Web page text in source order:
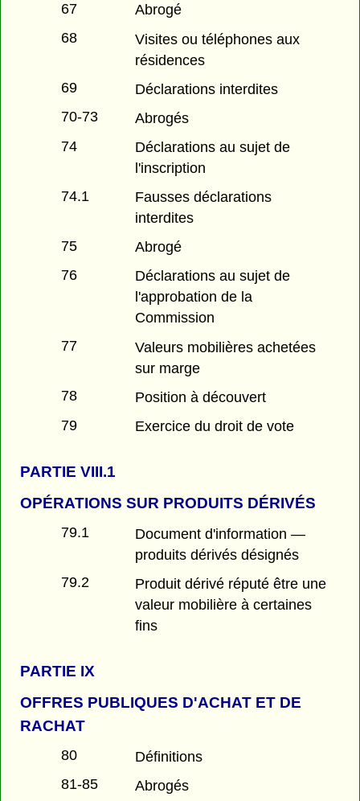
67
Abrogé
68
Visites ou téléphones aux
résidences
69
Déclarations interdites
70-73
Abrogés
74
Déclarations au sujet de
l'inscription
74.1
Fausses déclarations
interdites
75
Abrogé
76
Déclarations au sujet de
l'approbation de la
Commission
77
Valeurs mobilières achetées
sur marge
78
Position à découvert
79
Exercice du droit de vote
PARTIEVIII.1
OPÉRATIONS SUR PRODUITS DÉRIVÉS
79.1
Document d'information —
produits dérivés désignés
79.2
Produit dérivé réputé être une
valeur mobilière à certaines
fins
PARTIE IX
OFFRES PUBLIQUES D'ACHAT ET DE
RACHAT
80
Définitions
81-85
Abrogés